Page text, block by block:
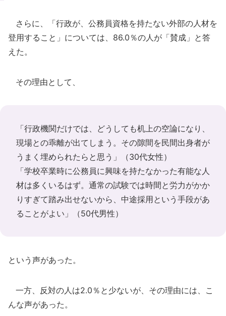
さらに、「行政が、公務員資格を持たない外部の人材を
登用すること」については、86.0％の人が「賛成」と答
えた。
その理由として、
「行政機関だけでは、どうしても机上の空論になり、
現場との乖離が出てしまう。その隙間を民間出身者が
うまく埋められたらと思う」（30代女性）
「学校卒業時に公務員に興味を持たなかった有能な人
材は多くいるはず。通常の試験では時間と労力がかか
りすぎて踏み出せないから、中途採用という手段があ
ることがよい」（50代男性）
という声があった。
一方、反対の人は2.0％と少ないが、その理由には、こ
んな声があった。